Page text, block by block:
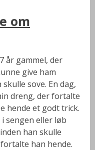
om
år gammel, der
give ham
sove. En dag,
dreng, der fortalte
hende et godt trick.
sengen eller løb
han skulle
han hende.